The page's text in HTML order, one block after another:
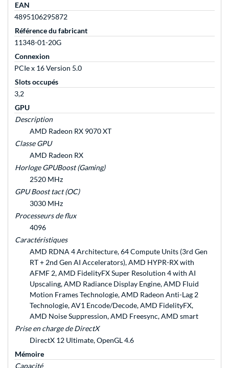
EAN
4895106295872
Référence du fabricant
11348-01-20G
Connexion
PCIe x 16 Version 5.0
Slots occupés
3,2
GPU
Description
AMD Radeon RX 9070 XT
Classe GPU
AMD Radeon RX
Horloge GPUBoost (Gaming)
2520 MHz
GPU Boost tact (OC)
3030 MHz
Processeurs de flux
4096
Caractéristiques
AMD RDNA 4 Architecture, 64 Compute Units (3rd Gen
RT + 2nd Gen AI Accelerators), AMD HYPR-RX with
AFMF 2, AMD FidelityFX Super Resolution 4 with AI
Upscaling, AMD Radiance Display Engine, AMD Fluid
Motion Frames Technologie, AMD Radeon Anti-Lag 2
Technologie, AV1 Encode/Decode, AMD FidelityFX,
AMD Noise Suppression, AMD Freesync, AMD smart
Prise en charge de DirectX
DirectX 12 Ultimate, OpenGL 4.6
Mémoire
Capacité